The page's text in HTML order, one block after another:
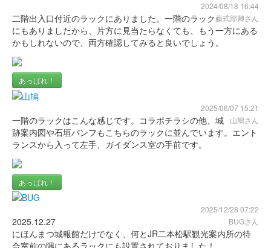
2024/08/18 16:44
藤式部卿さん
二階出入口付近のラックにありました。一階のラック
にもありましたから、片方に見当たらなくても、もう一方にある
かもしれないので、両方確認してみると良いでしょう。
あっぱれ！
2025/06/07 15:21
山鳩さん
一階のラックはこんな感じです。コラボチラシの他、城
跡案内図や石垣パンフもこちらのラックに並んでいます。エント
ランスから入って左手、ガイダンス室の手前です。
あっぱれ！
2025/12/28 07:22
BUGさん
2025.12.27
にほんまつ城報館だけでなく、何とJR二本松駅観光案内所の待